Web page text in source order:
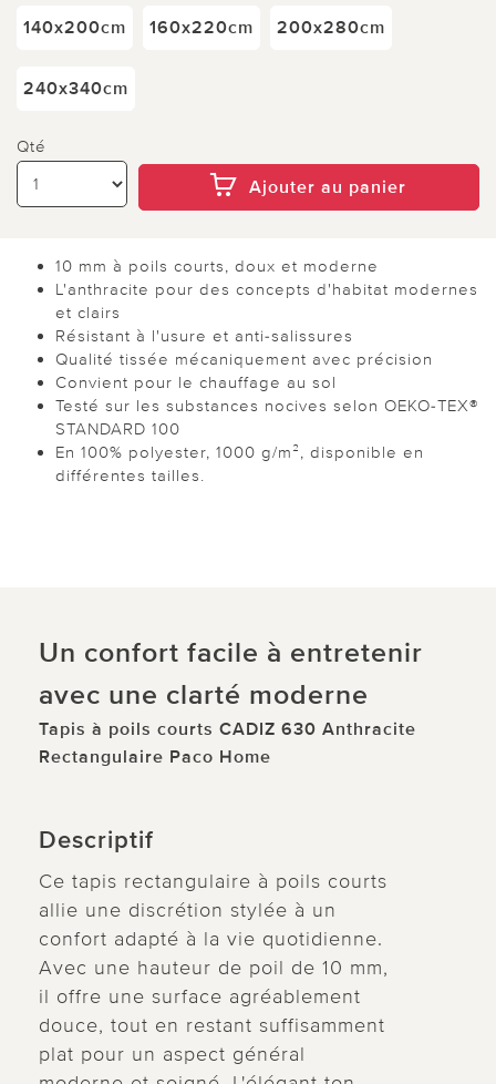
140x200cm 160x220cm 200x280cm
240x340cm
Qté
Ajouter au panier
10 mm à poils courts, doux et moderne
L'anthracite pour des concepts d'habitat modernes
et clairs
Résistant à l'usure et anti-salissures
Qualité tissée mécaniquement avec précision
Convient pour le chauffage au sol
Testé sur les substances nocives selon OEKO-TEX®
STANDARD 100
En 100% polyester, 1000 g/m², disponible en
différentes tailles.
Un confort facile à entretenir
avec une clarté moderne
Tapis à poils courts CADIZ 630 Anthracite
Rectangulaire Paco Home
Descriptif
Ce tapis rectangulaire à poils courts
allie une discrétion stylée à un
confort adapté à la vie quotidienne.
Avec une hauteur de poil de 10 mm,
il offre une surface agréablement
douce, tout en restant suffisamment
plat pour un aspect général